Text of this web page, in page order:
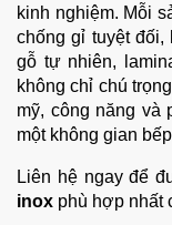
kinh nghiệm. Mỗi
chống gỉ tuyệt đối,
gỗ tự nhiên,
không chỉ chú
mỹ, công năng và
một không gian
Liên hệ ngay để
inox phù hợp nhất
Loại tủ bếp
Tủ Bếp Inox
Tủ Bếp Gỗ